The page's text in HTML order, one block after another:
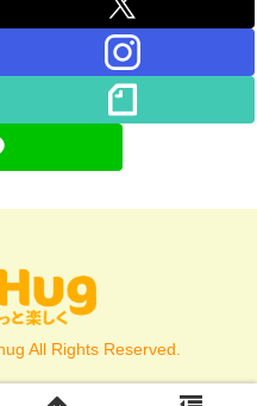
All Rights Reserved.